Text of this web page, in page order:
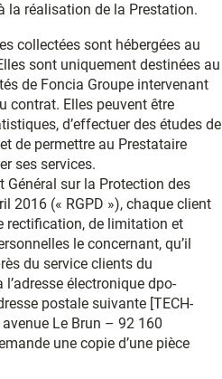
la réalisation de la Prestation.
collectées sont hébergées au
sont uniquement destinées au
de Foncia Groupe intervenant
contrat. Elles peuvent être
d’effectuer des études de
de permettre au Prestataire
ses services.
Général sur la Protection des
2016 (« RGPD »), chaque client
rectification, de limitation et
le concernant, qu’il
du service clients du
électronique dpo-
postale suivante [TECH-
Le Brun – 92 160
une copie d’une pièce